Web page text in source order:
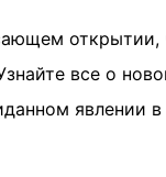
открытии,
все о
явлении